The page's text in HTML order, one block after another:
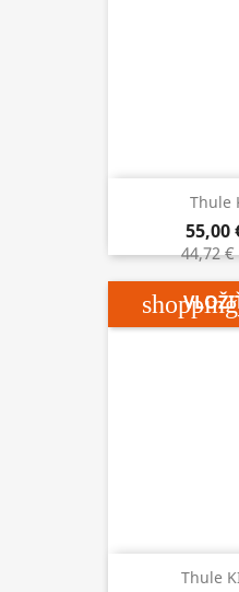
Thule
55,00
44,72 €
Thule